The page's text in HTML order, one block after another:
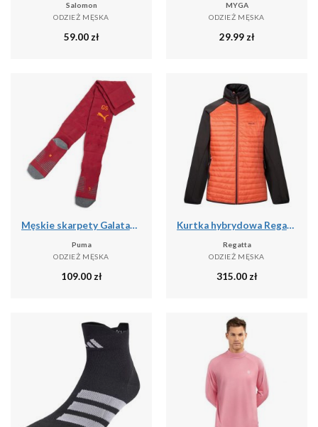
Salomon
ODZIEŻ MĘSKA
59.00zł
MYGA
ODZIEŻ MĘSKA
29.99zł
Męskie skarpety Galatasaray SK 25/26 PUMA
Puma
ODZIEŻ MĘSKA
109.00zł
Kurtka hybrydowa Regatta Clumber
Regatta
ODZIEŻ MĘSKA
315.00zł